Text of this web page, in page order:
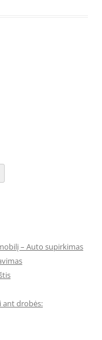
– Auto supirkimas
ant drobės: